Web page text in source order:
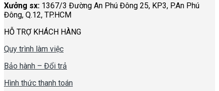
Xưởng sx: 1367/3 Đường An Phú Đông 25, KP3, P.An Phú
Đông, Q.12, TP.HCM
HỖ TRỢ KHÁCH HÀNG
Quy trình làm việc
Bảo hành – Đổi trả
Hình thức thanh toán